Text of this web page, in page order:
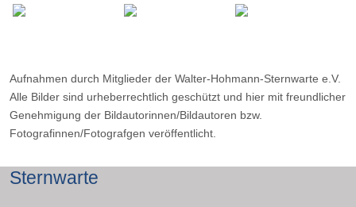
Ort: Hallenberg (Sauerland)
Aufnahmen durch Mitglieder der Walter-Hohmann-Sternwarte e.V.
Alle Bilder sind urheberrechtlich geschützt und hier mit freundlicher
Genehmigung der Bildautorinnen/Bildautoren bzw.
Fotografinnen/Fotografgen veröffentlicht.
Sternwarte